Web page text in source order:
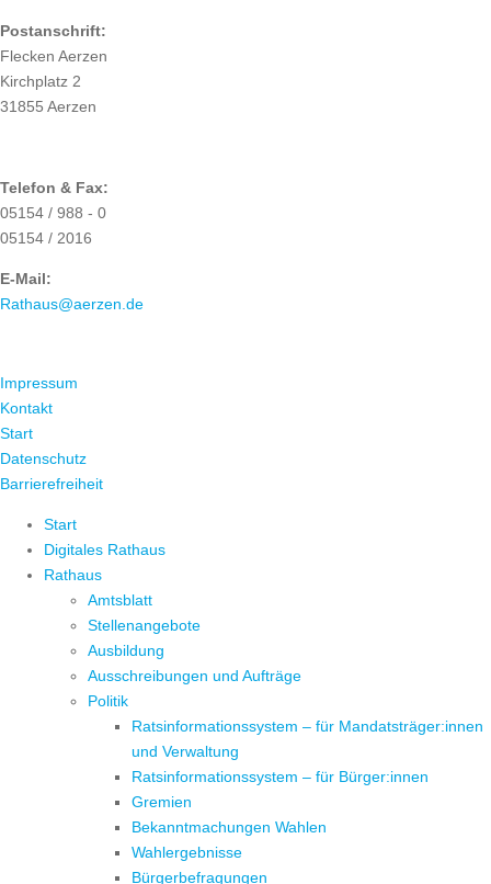
Postanschrift:
Flecken Aerzen
Kirchplatz 2
31855 Aerzen
Telefon & Fax:
05154 / 988 - 0
05154 / 2016
E-Mail:
Rathaus@aerzen.de
Impressum
Kontakt
Start
Datenschutz
Barrierefreiheit
Start
Digitales Rathaus
Rathaus
Amtsblatt
Stellenangebote
Ausbildung
Ausschreibungen und Aufträge
Politik
Ratsinformationssystem – für Mandatsträger:innen
und Verwaltung
Ratsinformationssystem – für Bürger:innen
Gremien
Bekanntmachungen Wahlen
Wahlergebnisse
Bürgerbefragungen